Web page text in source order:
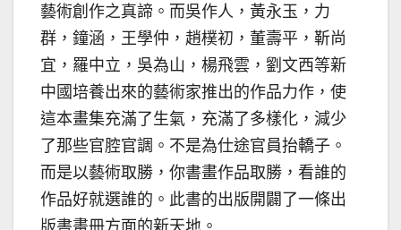
藝術創作之真諦。而吳作人，黃永玉，力
群，鐘涵，王學仲，趙樸初，董壽平，靳尚
宜，羅中立，吳為山，楊飛雲，劉文西等新
中國培養出來的藝術家推出的作品力作，使
這本畫集充滿了生氣，充滿了多樣化，減少
了那些官腔官調。不是為仕途官員抬轎子。
而是以藝術取勝，你書畫作品取勝，看誰的
作品好就選誰的。此書的出版開闢了一條出